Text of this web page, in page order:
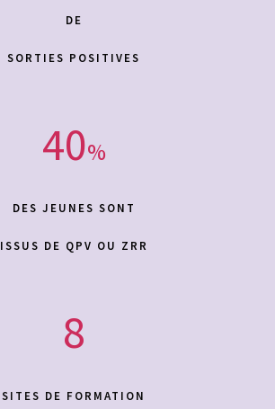
DE
SORTIES POSITIVES
40%
DES JEUNES SONT
ISSUS DE QPV OU ZRR
8
SITES DE FORMATION